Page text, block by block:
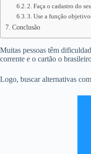
2. Faça o cadastro do
3. Use a função
Conclusão
Muitas pessoas têm
corrente e o cartão o
Logo, buscar alternativas